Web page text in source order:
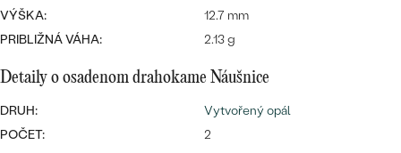
PREZRIEŤ
SYMBOLICKÉ
PODĽA FARBY
VÝŠKA:
12.7 mm
PRIBLIŽNÁ VÁHA:
2.13 g
Detaily o osadenom drahokame Náušnice
DRUH:
Vytvořený opál
POČET:
2